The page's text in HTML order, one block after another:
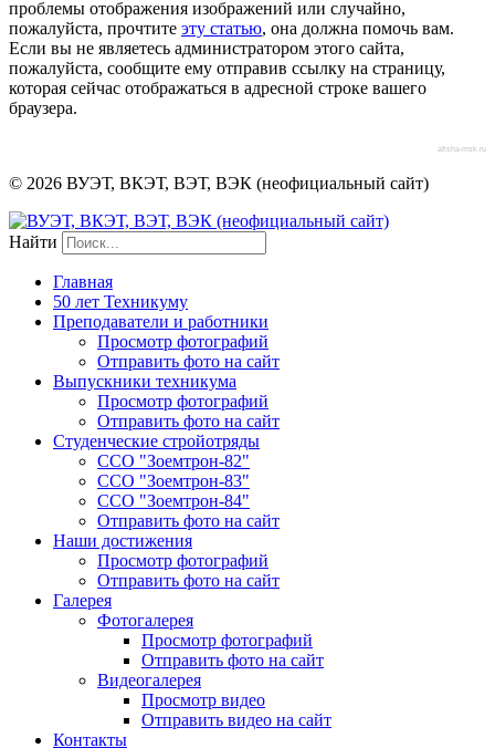
проблемы отображения изображений или случайно,
пожалуйста, прочтите эту статью, она должна помочь вам.
Если вы не являетесь администратором этого сайта,
пожалуйста, сообщите ему отправив ссылку на страницу,
которая сейчас отображаться в адресной строке вашего
браузера.
afisha-msk.ru
© 2026 ВУЭТ, ВКЭТ, ВЭТ, ВЭК (неофициальный сайт)
Найти
Главная
50 лет Техникуму
Преподаватели и работники
Просмотр фотографий
Отправить фото на сайт
Выпускники техникума
Просмотр фотографий
Отправить фото на сайт
Студенческие стройотряды
ССО "Зоемтрон-82"
ССО "Зоемтрон-83"
ССО "Зоемтрон-84"
Отправить фото на сайт
Наши достижения
Просмотр фотографий
Отправить фото на сайт
Галерея
Фотогалерея
Просмотр фотографий
Отправить фото на сайт
Видеогалерея
Просмотр видео
Отправить видео на сайт
Контакты